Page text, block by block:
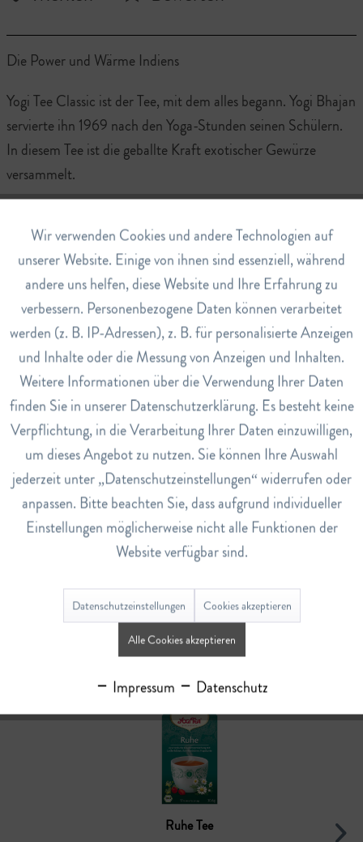
Die Power und Wärme Indiens
Yogi Tee Classic ist der Tee, mit dem alles begann. Yogi Bhajan
servierte ihn 1969 nach den Yoga-Stunden seinen Schülern.
In diesem Tee ist die geballte Kraft exotischer Gewürze
versammelt.
Zimt, Kardamom, Ingwer, Nelken, schwarzer Pfeffer,
Zimtöl
Anwendung
Mit frisch aufgekochtem Wasser übergiessen und bis zu 10
Minuten ziehen lassen.
Art.Nr.
5352790
EAN
4012824400030
Lagerbestand
Bewertungen lesen, schreiben und diskutieren...
Ruhe Tee
Funktionale Aktiv
Marketing Inaktiv
Tracking Inaktiv
Service Inaktiv
Wir verwenden Cookies und andere Technologien auf
unserer Website. Einige von ihnen sind essenziell, während
andere uns helfen, diese Website und Ihre Erfahrung zu
verbessern. Personenbezogene Daten können verarbeitet
werden (z. B. IP-Adressen), z. B. für personalisierte Anzeigen
und Inhalte oder die Messung von Anzeigen und Inhalten.
Weitere Informationen über die Verwendung Ihrer Daten
finden Sie in unserer Datenschutzerklärung. Es besteht keine
Verpflichtung, in die Verarbeitung Ihrer Daten einzuwilligen,
um dieses Angebot zu nutzen. Sie können Ihre Auswahl
jederzeit unter „Datenschutzeinstellungen“ widerrufen oder
anpassen. Bitte beachten Sie, dass aufgrund individueller
Einstellungen möglicherweise nicht alle Funktionen der
Website verfügbar sind.
Datenschutzeinstellungen Cookies akzeptieren
Alle Cookies akzeptieren
Impressum Datenschutz